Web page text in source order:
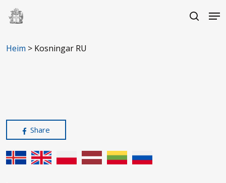
Skip
search
Heim > Kosningar RU
Share